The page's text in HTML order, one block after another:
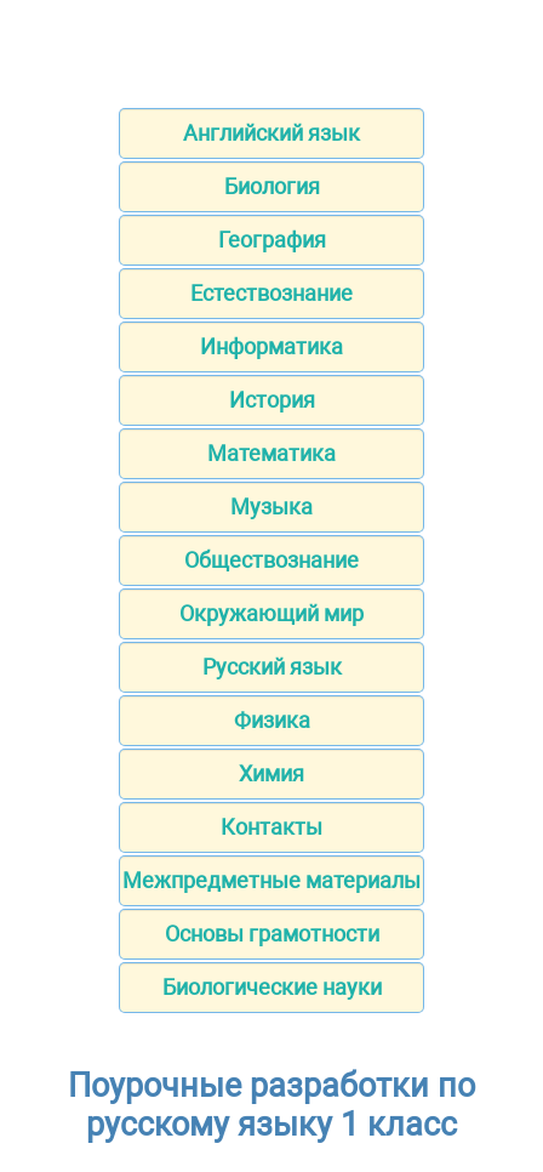
Английский язык
Биология
География
Естествознание
Информатика
История
Математика
Музыка
Обществознание
Окружающий мир
Русский язык
Физика
Химия
Контакты
Межпредметные материалы
Основы грамотности
Биологические науки
Поурочные разработки по
русскому языку 1 класс